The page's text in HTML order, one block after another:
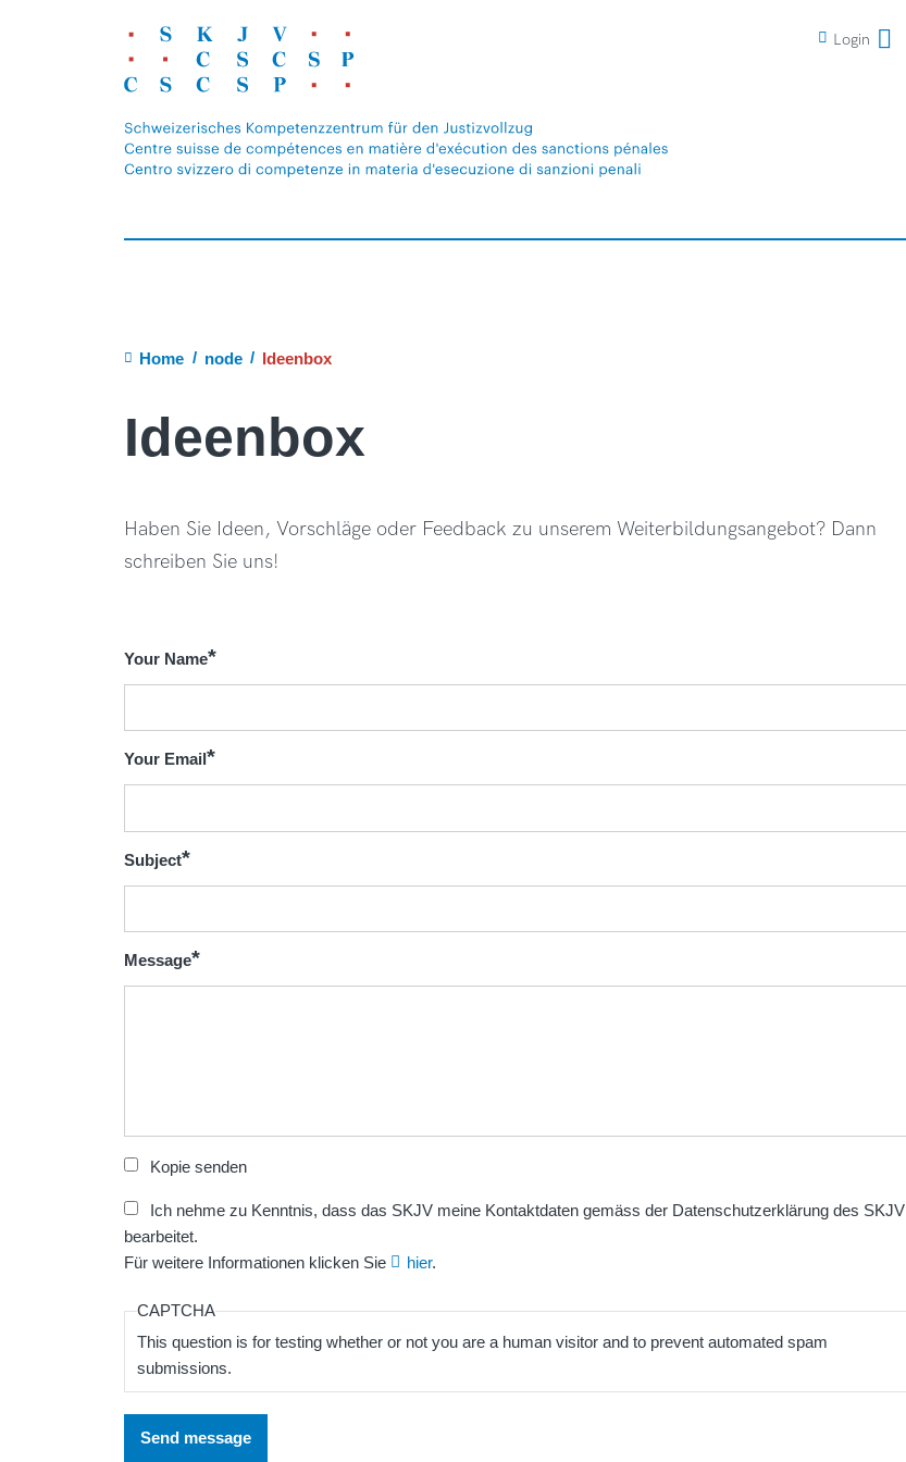
Login
Breadcrumb
Home node Ideenbox
Ideenbox
Haben Sie Ideen, Vorschläge oder Feedback zu unserem Weiterbildungsangebot? Dann
schreiben Sie uns!
Your Name
Your Email
Subject
Message
Kopie senden
Ich nehme zu Kenntnis, dass das SKJV meine Kontaktdaten gemäss der Datenschutzerklärung des SKJV
bearbeitet.
Für weitere Informationen klicken Sie
hier.
CAPTCHA
This question is for testing whether or not you are a human visitor and to prevent automated spam
submissions.